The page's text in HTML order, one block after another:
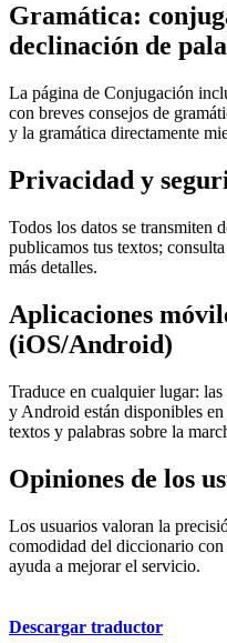
Gramática:
declinación de
La página de Conjugación
con breves consejos de
y la gramática directamente
Privacidad y
Todos los datos se transmiten
publicamos tus textos; consulta
más detalles.
Aplicaciones
(iOS/Android)
Traduce en cualquier lugar:
y Android están disponibles
textos y palabras sobre la
Opiniones de los
Los usuarios valoran la
comodidad del diccionario con
ayuda a mejorar el servicio.
Descargar traductor